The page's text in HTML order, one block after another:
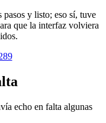
pasos y listo; eso sí, tuve
que la interfaz volviera
echo en falta algunas